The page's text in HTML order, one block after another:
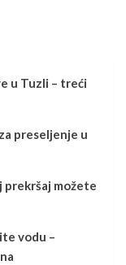
u Tuzli – treći
preseljenje u
prekršaj možete
vodu –